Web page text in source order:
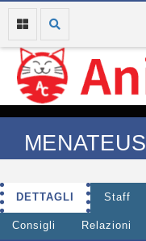
MENATEUS
DETTAGLI Staff
Consigli Relazioni